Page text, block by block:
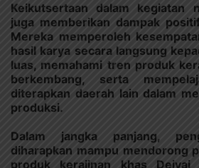
Keikutsertaan dalam kegiatan
juga memberikan dampak
Mereka memperoleh
hasil karya secara langsung
luas, memahami tren produk
berkembang, serta
diterapkan daerah lain dalam
produksi.
Dalam jangka panjang,
diharapkan mampu mendorong
produk kerajinan khas Deiyai